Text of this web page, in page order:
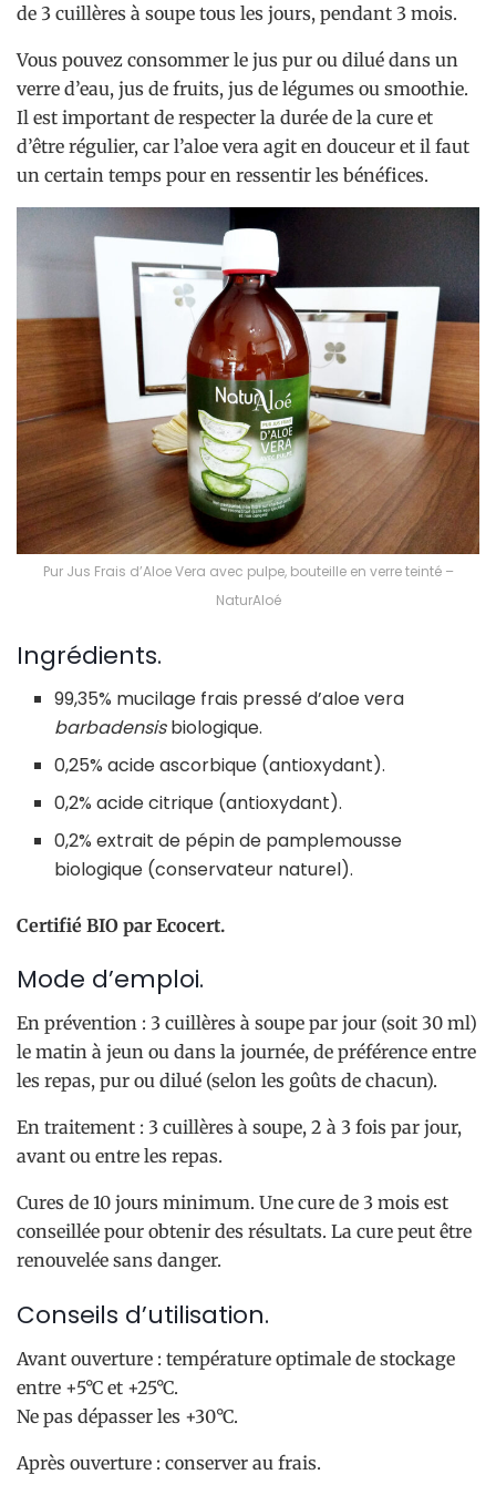
de 3 cuillères à soupe tous les jours, pendant 3 mois.
Vous pouvez consommer le jus pur ou dilué dans un
verre d’eau, jus de fruits, jus de légumes ou smoothie.
Il est important de respecter la durée de la cure et
d’être régulier, car l’aloe vera agit en douceur et il faut
un certain temps pour en ressentir les bénéfices.
Pur Jus Frais d’Aloe Vera avec pulpe, bouteille en verre teinté –
NaturAloé
Ingrédients.
99,35% mucilage frais pressé d’aloe vera
barbadensisbiologique.
0,25% acide ascorbique (antioxydant).
0,2% acide citrique (antioxydant).
0,2% extrait de pépin de pamplemousse
biologique (conservateur naturel).
Certifié BIO par Ecocert.
Mode d’emploi.
En prévention : 3 cuillères à soupe par jour (soit 30 ml)
le matin à jeun ou dans la journée, de préférence entre
les repas, pur ou dilué (selon les goûts de chacun).
En traitement : 3 cuillères à soupe, 2 à 3 fois par jour,
avant ou entre les repas.
Cures de 10 jours minimum. Une cure de 3 mois est
conseillée pour obtenir des résultats. La cure peut être
renouvelée sans danger.
Conseils d’utilisation.
Avant ouverture : température optimale de stockage
entre +5°C et +25°C.
Ne pas dépasser les +30°C.
Après ouverture : conserver au frais.